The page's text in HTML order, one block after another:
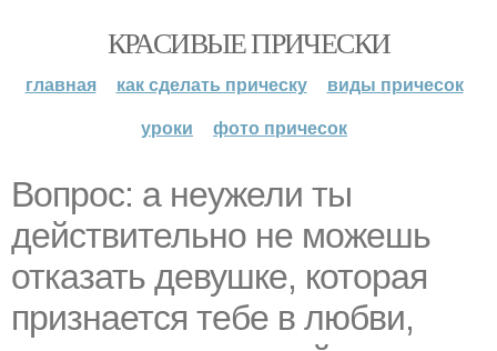
КРАСИВЫЕ ПРИЧЕСКИ
главная как сделать прическу
виды причесок
уроки
фото причесок
Вопрос: а неужели ты
действительно не можешь
отказать девушке, которая
признается тебе в любви,